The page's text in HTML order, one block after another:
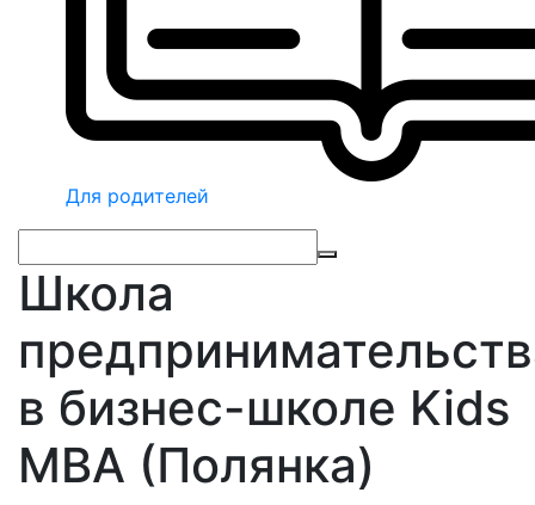
Для родителей
Школа
в бизнес-школе Kids
MBA (Полянка)